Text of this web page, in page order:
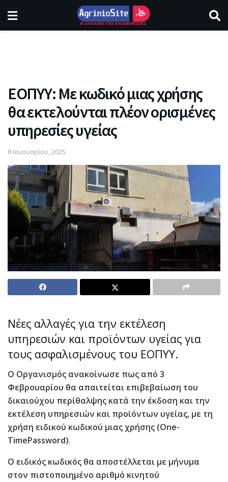
ΕΟΠΥΥ: Με κωδικό μιας χρήσης
θα εκτελούνται πλέον ορισμένες
υπηρεσίες υγείας
8 Ιανουαρίου, 2025
Νέες αλλαγές για την εκτέλεση
υπηρεσιών και προϊόντων υγείας για
τους ασφαλισμένους του ΕΟΠΥΥ.
Ο Οργανισμός ανακοίνωσε πως από 3
Φεβρουαρίου θα απαιτείται επιβεβαίωση του
δικαιούχου περίθαλψης κατά την έκδοση και την
εκτέλεση υπηρεσιών και προϊόντων υγείας, με τη
χρήση ειδικού κωδικού μιας χρήσης (One-
TimePassword).
Ο ειδικός κωδικός θα αποστέλλεται με μήνυμα
στον πιστοποιημένο αριθμό κινητού